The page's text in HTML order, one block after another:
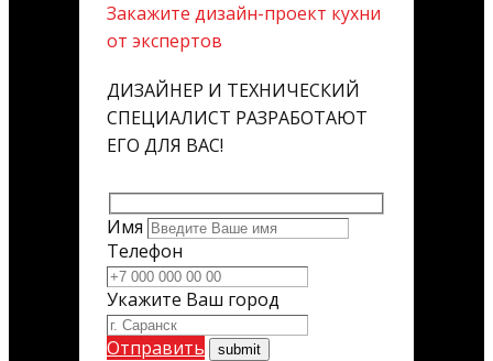
Закажите дизайн-проект кухни
от экспертов
ДИЗАЙНЕР И ТЕХНИЧЕСКИЙ
СПЕЦИАЛИСТ РАЗРАБОТАЮТ
ЕГО ДЛЯ ВАС!
Имя
Телефон
Укажите Ваш город
Отправить